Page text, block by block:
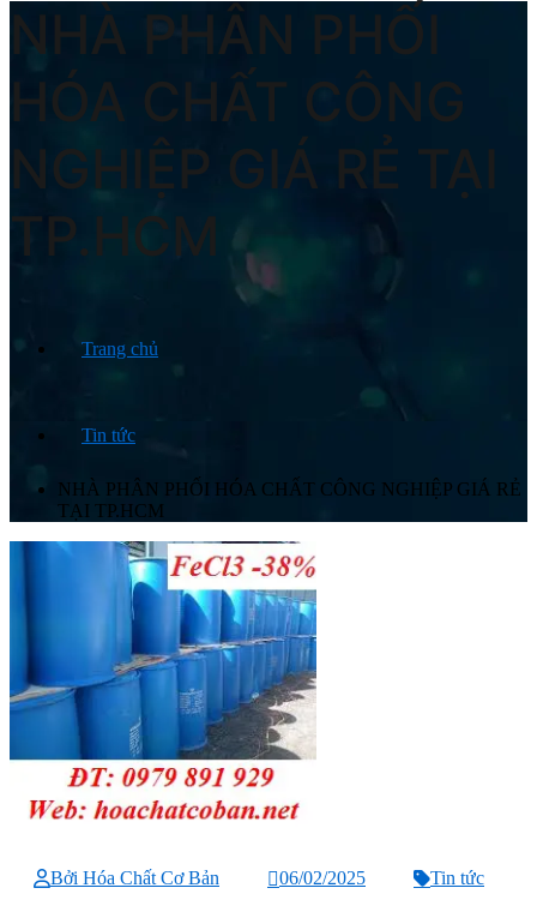
NHÀ PHÂN PHỐI
HÓA CHẤT CÔNG
NGHIỆP GIÁ RẺ TẠI
TP.HCM
Trang chủ
Tin tức
NHÀ PHÂN PHỐI HÓA CHẤT CÔNG NGHIỆP GIÁ RẺ
TẠI TP.HCM
Bởi Hóa Chất Cơ Bản 06/02/2025 Tin tức